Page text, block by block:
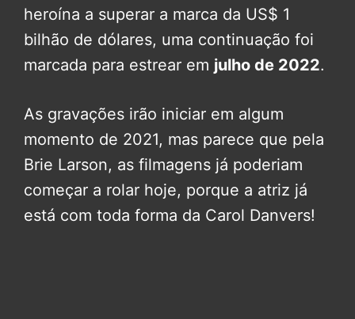
heroína a superar a marca da US$ 1
bilhão de dólares, uma continuação foi
marcada para estrear em julho de 2022.
As gravações irão iniciar em algum
momento de 2021, mas parece que pela
Brie Larson, as filmagens já poderiam
começar a rolar hoje, porque a atriz já
está com toda forma da Carol Danvers!